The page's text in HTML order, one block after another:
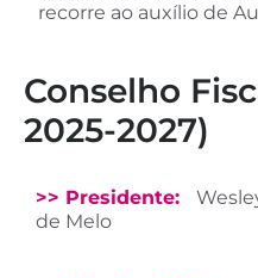
recorre ao auxílio de
Conselho
2025-2027)
>> Presidente:
de Melo